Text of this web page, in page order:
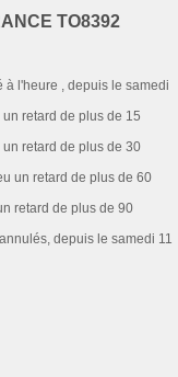
TO8392
à l'heure , depuis le samedi
retard de plus de 15
un retard de plus de 30
un retard de plus de 60
retard de plus de 90
depuis le samedi 11